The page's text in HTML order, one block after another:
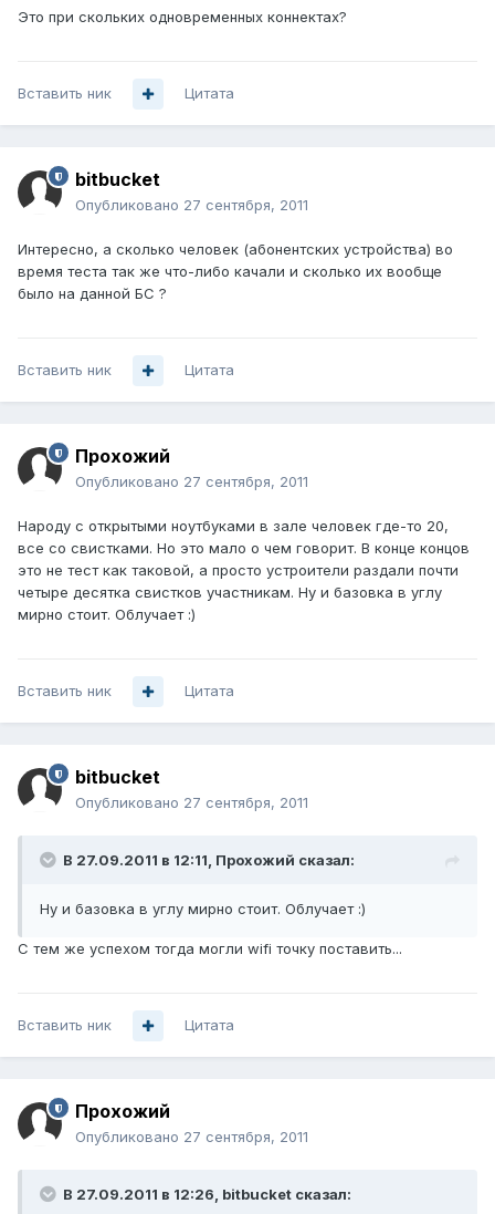
Это при скольких одновременных коннектах?
Вставить ник Цитата
bitbucket
Опубликовано 27 сентября, 2011
Интересно, а сколько человек (абонентских устройства) во
время теста так же что-либо качали и сколько их вообще
было на данной БС ?
Вставить ник Цитата
Прохожий
Опубликовано 27 сентября, 2011
Народу с открытыми ноутбуками в зале человек где-то 20,
все со свистками. Но это мало о чем говорит. В конце концов
это не тест как таковой, а просто устроители раздали почти
четыре десятка свистков участникам. Ну и базовка в углу
мирно стоит. Облучает :)
Вставить ник Цитата
bitbucket
Опубликовано 27 сентября, 2011
В 27.09.2011 в 12:11, Прохожий сказал:
Ну и базовка в углу мирно стоит. Облучает :)
С тем же успехом тогда могли wifi точку поставить...
Вставить ник Цитата
Прохожий
Опубликовано 27 сентября, 2011
В 27.09.2011 в 12:26, bitbucket сказал: